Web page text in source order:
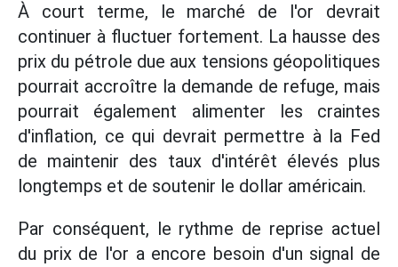
À court terme, le marché de l'or devrait
continuer à fluctuer fortement. La hausse des
prix du pétrole due aux tensions géopolitiques
pourrait accroître la demande de refuge, mais
pourrait également alimenter les craintes
d'inflation, ce qui devrait permettre à la Fed
de maintenir des taux d'intérêt élevés plus
longtemps et de soutenir le dollar américain.
Par conséquent, le rythme de reprise actuel
du prix de l'or a encore besoin d'un signal de